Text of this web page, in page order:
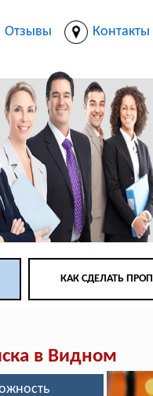
Отзывы Контакты
КАК СДЕЛАТЬ
в Видном